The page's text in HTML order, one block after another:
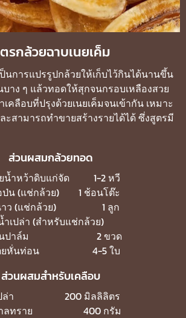
รกล้วยฉาบเนยเค็ม
นการแปรรูปกล้วยให้เก็บไว้กินได้นานขึ้น
าง ๆ แล้วทอดให้สุกจนกรอบเหลืองสวย
คลือบที่ปรุงด้วยเนยเค็มจนเข้ากัน เหมาะ
ะสามารถทำขายสร้างรายได้ได้ ซึ่งสูตรมี
ส่วนผสมกล้วยทอด
น้ำหว้าดิบแก่จัด 1-2 หวี
ป่น (แช่กล้วย) 1 ช้อนโต๊ะ
าว (แช่กล้วย) 1 ลูก
ำเปล่า (สำหรับแช่กล้วย)
นปาล์ม 2 ขวด
ตยหั่นท่อน 4-5 ใบ
ส่วนผสมสำหรับเคลือบ
ปล่า 200 มิลลิลิตร
าลทราย 400 กรัม